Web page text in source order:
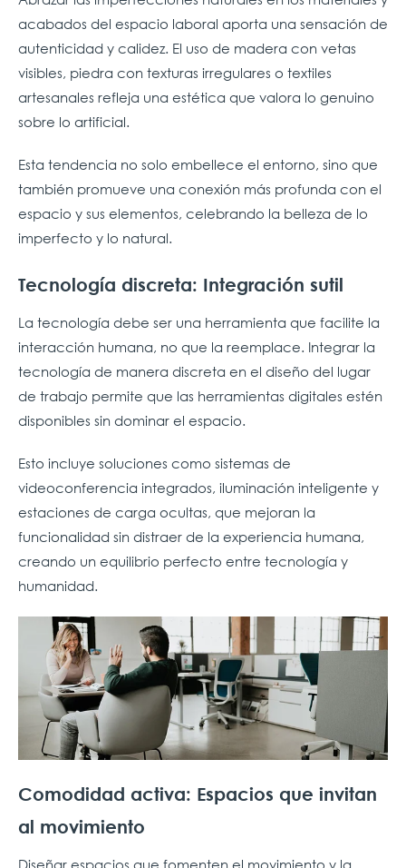
acabados del espacio laboral aporta una sensación de
autenticidad y calidez. El uso de madera con vetas
visibles, piedra con texturas irregulares o textiles
artesanales refleja una estética que valora lo genuino
sobre lo artificial.
Esta tendencia no solo embellece el entorno, sino que
también promueve una conexión más profunda con el
espacio y sus elementos, celebrando la belleza de lo
imperfecto y lo natural.
Tecnología discreta: Integración sutil
La tecnología debe ser una herramienta que facilite la
interacción humana, no que la reemplace. Integrar la
tecnología de manera discreta en el diseño del lugar
de trabajo permite que las herramientas digitales estén
disponibles sin dominar el espacio.
Esto incluye soluciones como sistemas de
videoconferencia integrados, iluminación inteligente y
estaciones de carga ocultas, que mejoran la
funcionalidad sin distraer de la experiencia humana,
creando un equilibrio perfecto entre tecnología y
humanidad.
Comodidad activa: Espacios que invitan
al movimiento